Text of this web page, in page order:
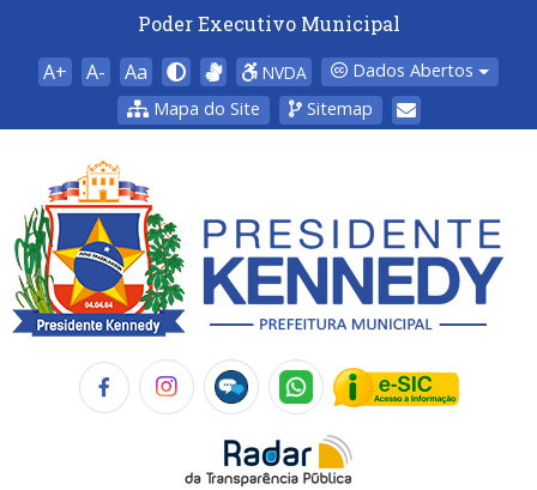
Poder Executivo Municipal
A+ A- Aa NVDA
Dados Abertos
Mapa do Site
Sitemap